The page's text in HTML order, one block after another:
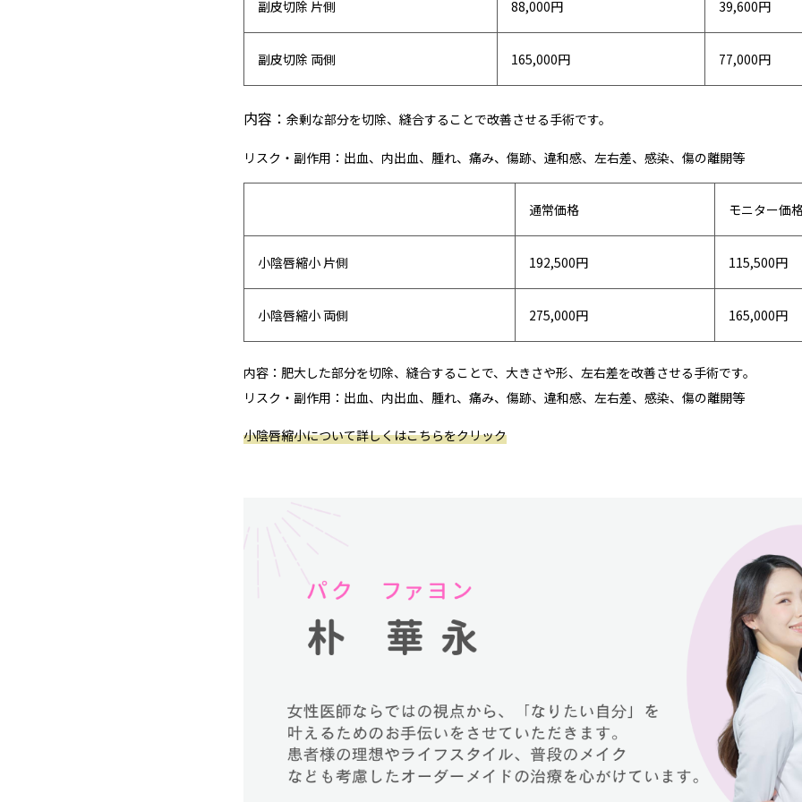
副皮切除 片側 88,000円 39,600円
副皮切除 両側 165,000円 77,000円
内容： 余剰な部分を切除、縫合することで改善させる手術です。
リスク・副作用： 出血、内出血、腫れ、痛み、傷跡、違和感、左右差、感染、傷の離開等
通常価格 モニター価
小陰唇縮小 片側 192,500円 115,500円
小陰唇縮小 両側 275,000円 165,000円
内容： 肥大した部分を切除、縫合することで、大きさや形、左右差を改善させる手術です。
リスク・副作用： 出血、内出血、腫れ、痛み、傷跡、違和感、左右差、感染、傷の離開等
小陰唇縮小について詳しくはこちらをクリック